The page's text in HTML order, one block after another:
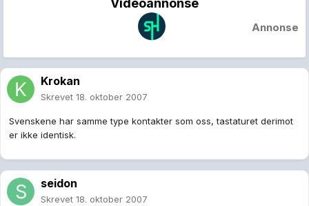
Videoannonse
Annonse
Krokan
Skrevet 18. oktober 2007
Svenskene har samme type kontakter som oss, tastaturet derimot
er ikke identisk.
seidon
Skrevet 18. oktober 2007